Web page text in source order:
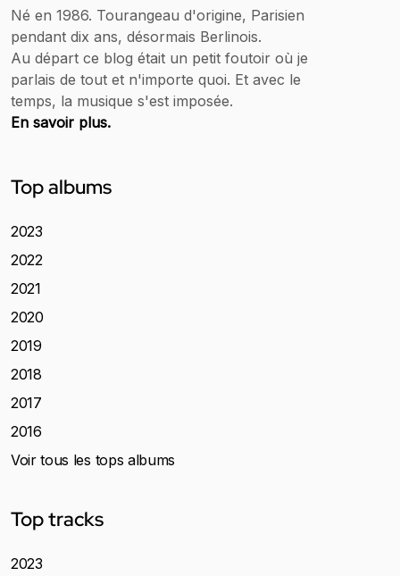
Né en 1986. Tourangeau d'origine, Parisien
pendant dix ans, désormais Berlinois.
Au départ ce blog était un petit foutoir où je
parlais de tout et n'importe quoi. Et avec le
temps, la musique s'est imposée.
En savoir plus.
Top albums
2023
2022
2021
2020
2019
2018
2017
2016
Voir tous les tops albums
Top tracks
2023